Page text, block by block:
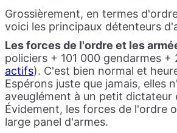
Grossièrement, en termes
voici les principaux détenteurs
Les forces de l'ordre et les
policiers + 101 000 gendarmes +
actifs). C'est bien normal et
Espérons juste que jamais, elles
aveuglément à un petit dictateur
Évidement, les forces de l'ordre
large panel d'armes.